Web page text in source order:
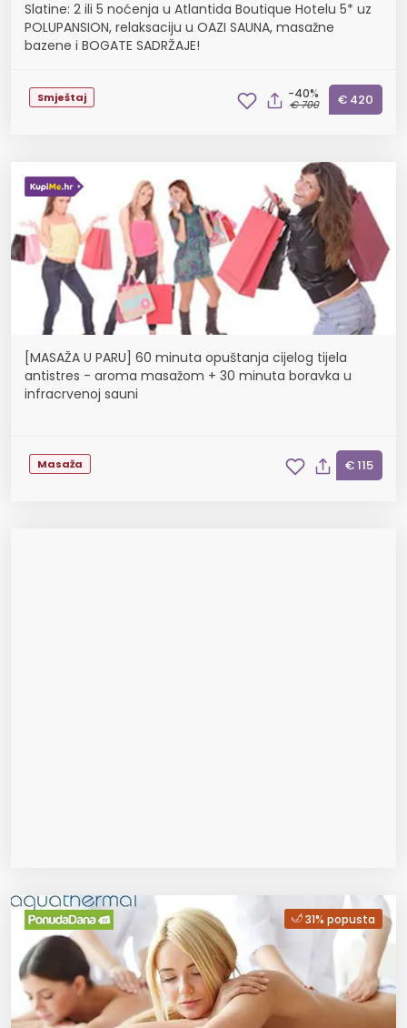
Slatine: 2 ili 5 noćenja u Atlantida Boutique Hotelu 5* uz
POLUPANSION, relaksaciju u OAZI SAUNA, masažne
bazene i BOGATE SADRŽAJE!
Smještaj -40%
€ 700 € 420
[MASAŽA U PARU] 60 minuta opuštanja cijelog tijela
antistres - aroma masažom + 30 minuta boravka u
infracrvenoj sauni
Masaža € 115
31% popusta